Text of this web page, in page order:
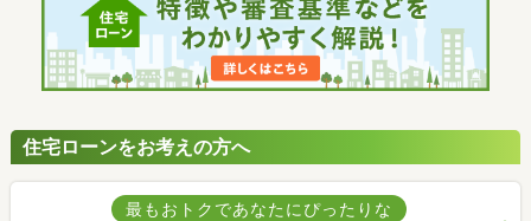
住宅ローンをお考えの方へ
最もおトクであなたにぴったりな